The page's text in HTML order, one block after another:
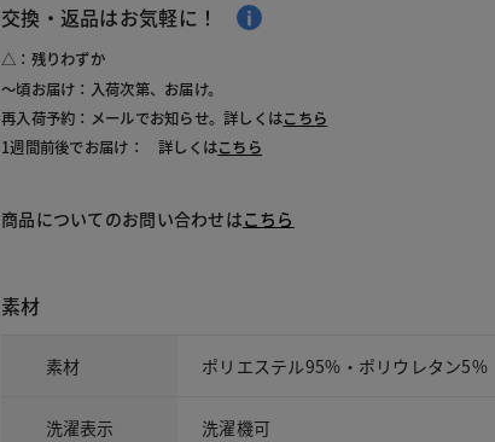
交換・返品はお気軽に！
△：残りわずか
～頃お届け：入荷次第、お届け。
再入荷予約：メールでお知らせ。詳しくはこちら
1週間前後でお届け： 詳しくはこちら
商品についてのお問い合わせはこちら
素材
素材 ポリエステル95%・ポリウレタン5%
洗濯表示 洗濯機可